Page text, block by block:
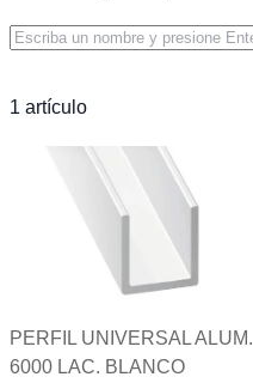
1 artículo
PERFIL UNIVERSAL ALUM.
6000 LAC. BLANCO